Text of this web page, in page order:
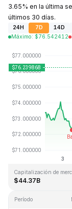
3.65% en la última
últimos 30 días.
24H 7D 14D
Máximo: $76.542412
Última actualización:
Máximo histórico
Capitalización de
$44.37B
Período